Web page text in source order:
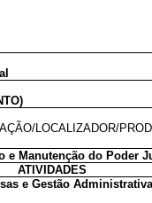
LOCALIZADOR/
e Manutenção do Poder
ATIVIDADES
e Gestão